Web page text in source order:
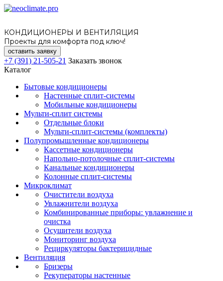
КОНДИЦИОНЕРЫ И ВЕНТИЛЯЦИЯ
Проекты для комфорта под ключ!
оставить заявку
+7 (391) 21-505-21 Заказать звонок
Каталог
Бытовые кондиционеры
Настенные сплит-системы
Мобильные кондиционеры
Мульти-сплит системы
Отдельные блоки
Мульти-сплит-системы (комплекты)
Полупромышленные кондиционеры
Кассетные кондиционеры
Напольно-потолочные сплит-системы
Канальные кондиционеры
Колонные сплит-системы
Микроклимат
Очистители воздуха
Увлажнители воздуха
Комбинированные приборы: увлажнение и
очистка
Осушители воздуха
Мониторинг воздуха
Рециркуляторы бактерицидные
Вентиляция
Бризеры
Рекуператоры настенные